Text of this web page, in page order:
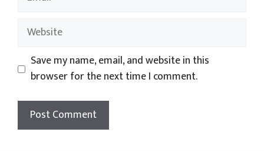
Website
Save my name, email, and website in this
browser for the next time I comment.